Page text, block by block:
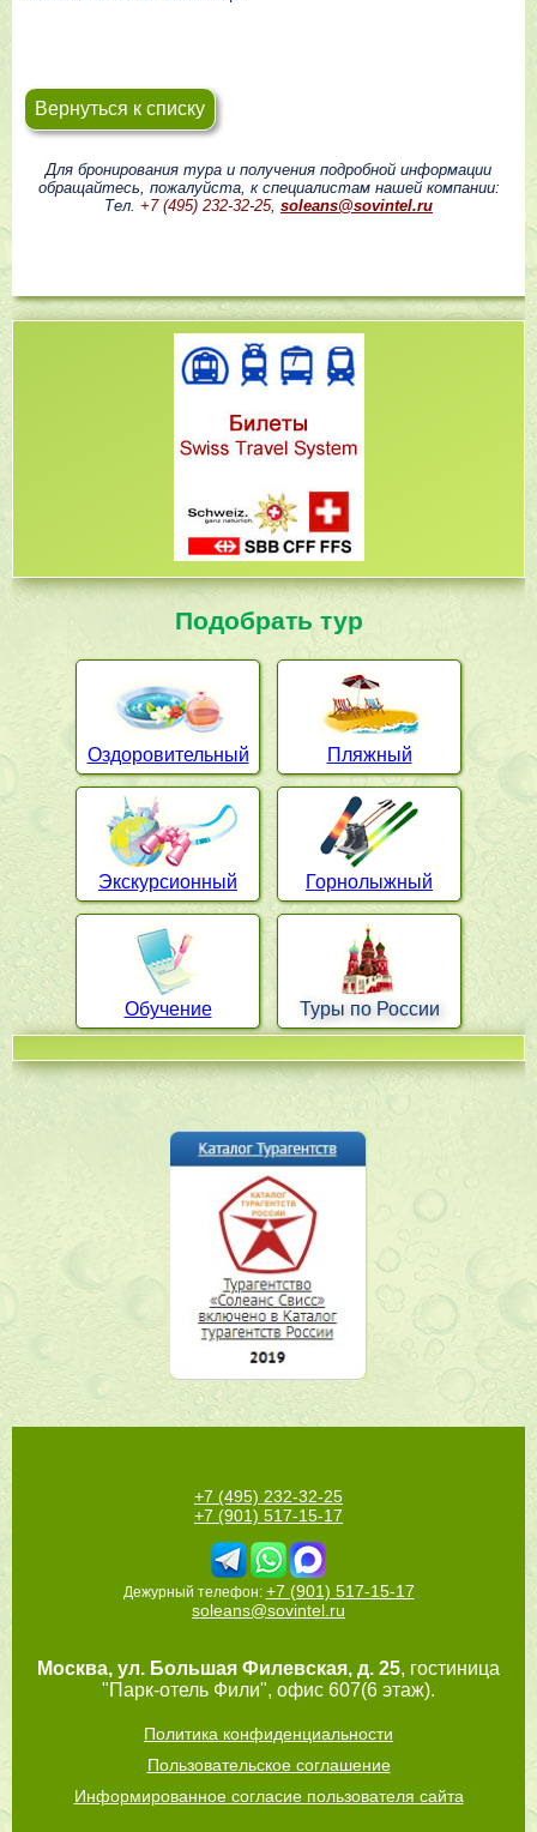
Вернуться к списку
Для бронирования тура и получения подробной информации
обращайтесь, пожалуйста, к специалистам нашей компании:
Тел. +7 (495) 232-32-25, soleans@sovintel.ru
Подобрать тур
Оздоровительный Пляжный
Экскурсионный Горнолыжный
Обучение Туры по России
+7 (495) 232-32-25
+7 (901) 517-15-17
Дежурный телефон: +7 (901) 517-15-17
soleans@sovintel.ru
Москва, ул. Большая Филевская, д. 25, гостиница
"Парк-отель Фили", офис 607(6 этаж).
Политика конфиденциальности
Пользовательское соглашение
Информированное согласие пользователя сайта